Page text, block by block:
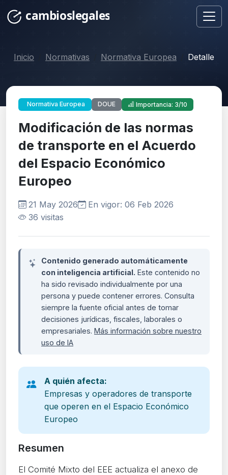
Inicio Normativas Normativa Europea Detalle
Normativa Europea DOUE Importancia: 3/10
Modificación de las normas
de transporte en el Acuerdo
del Espacio Económico
Europeo
21 May 2026
En vigor: 06 Feb 2026
36 visitas
Contenido generado automáticamente
con inteligencia artificial. Este contenido no
ha sido revisado individualmente por una
persona y puede contener errores. Consulta
siempre la fuente oficial antes de tomar
decisiones jurídicas, fiscales, laborales o
empresariales. Más información sobre nuestro
uso de IA
A quién afecta:
Empresas y operadores de transporte
que operen en el Espacio Económico
Europeo
Resumen
El Comité Mixto del EEE actualiza el anexo de